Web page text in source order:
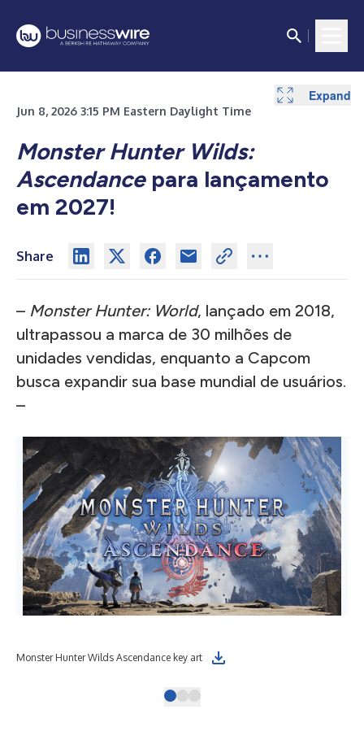
Jun 8, 2026 3:15 PM Eastern Daylight Time
Monster Hunter Wilds:
Ascendancepara lançamento
em 2027!
Share
– Monster Hunter: World, lançado em 2018,
ultrapassou a marca de 30 milhões de
unidades vendidas, enquanto a Capcom
busca expandir sua base mundial de usuários.
–
Monster Hunter Wilds Ascendance key art
Expand